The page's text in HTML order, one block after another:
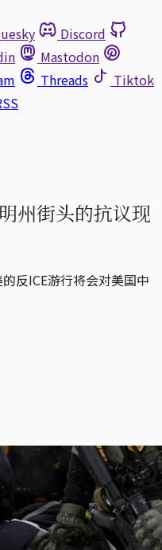
Discord
Mastodon
Threads
Tiktok
州街头的抗议现
反ICE游行将会对美国中